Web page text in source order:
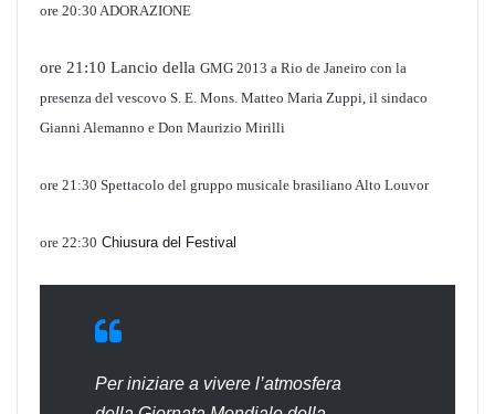
ore 20:30 ADORAZIONE
ore 21:10 Lancio della GMG 2013 a Rio de Janeiro con la
presenza del vescovo S. E. Mons. Matteo Maria Zuppi, il sindaco
Gianni Alemanno e Don Maurizio Mirilli
ore 21:30 Spettacolo del gruppo musicale brasiliano Alto Louvor
ore 22:30 Chiusura del Festival
Per iniziare a vivere l’atmosfera